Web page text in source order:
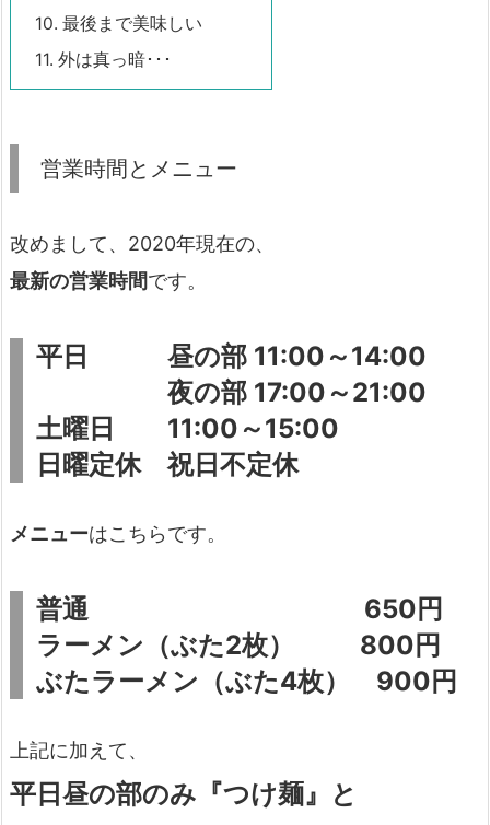
10. 最後まで美味しい
11. 外は真っ暗･･･
営業時間とメニュー
改めまして、2020年現在の、
最新の営業時間です。
平日 昼の部 11:00～14:00
夜の部 17:00～21:00
土曜日 11:00～15:00
日曜定休 祝日不定休
メニューはこちらです。
普通 650円
ラーメン（ぶた2枚） 800円
ぶたラーメン（ぶた4枚） 900円
上記に加えて、
平日昼の部のみ『つけ麺』と